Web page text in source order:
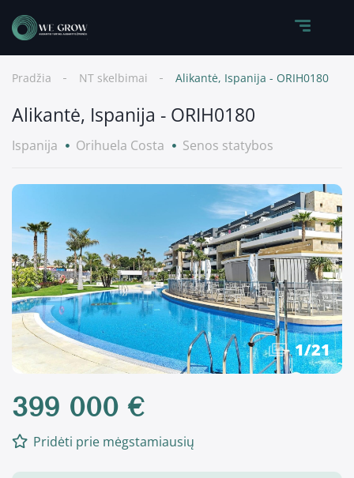
Pradžia NT skelbimai Alikantė, Ispanija - ORIH0180
Alikantė, Ispanija - ORIH0180
Ispanija Orihuela Costa Senos statybos
1/21
399 000 €
Pridėti prie mėgstamiausių